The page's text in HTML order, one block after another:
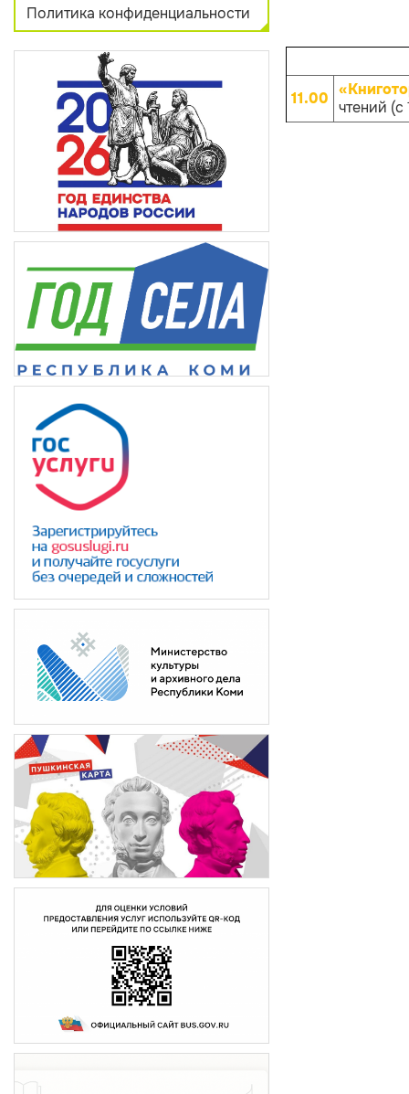
Политика конфиденциальности
11.00 чтений (с